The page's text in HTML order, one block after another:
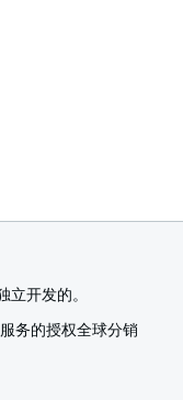
开发的。
务的授权全球分销